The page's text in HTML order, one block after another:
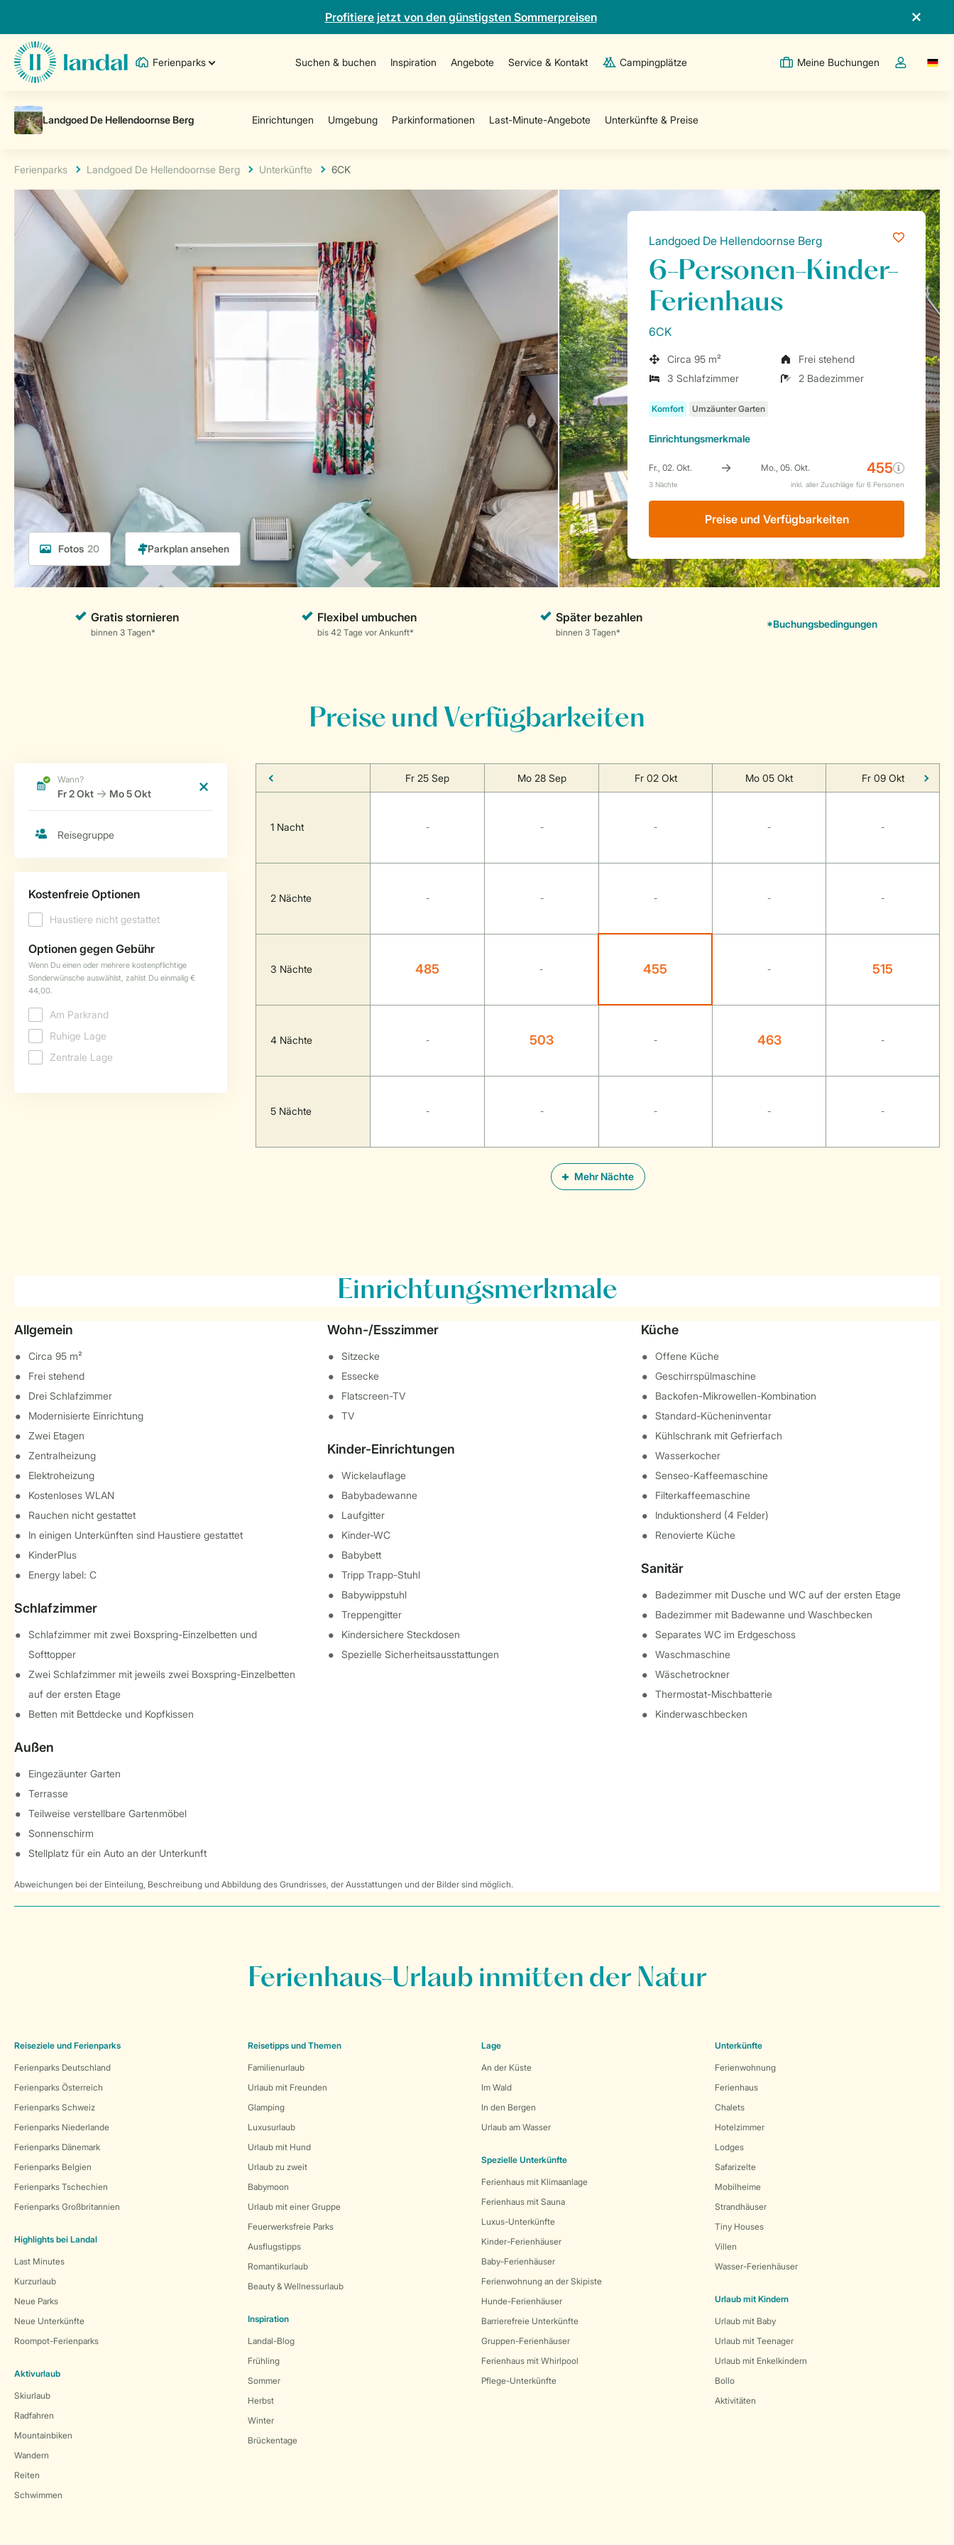
Profitiere jetzt von den günstigsten Sommerpreisen
Ferienparks Suchen & buchen Inspiration Angebote Service & Kontakt Campingplätze Meine Buchungen
Dropdown-
Ferienparks Landgoed De Hellendoornse Berg Unterkünfte 6CK
Fotos 20
Landgoed De Hellendoornse Berg
6-Personen-Kinder-
Ferienhaus
6CK
Circa 95 m²
Frei stehend
3 Schlafzimmer
2 Badezimmer
Einrichtungsmerkmale
Preise und Verfügbarkeiten
Preise und Verfügbarkeiten
Mehr Nächte
Fr 25 Sep Mo 28 Sep Fr 02 Okt Mo 05 Okt Fr 09 Okt
1 Nacht - - - - -
2 Nächte - - - - -
3 Nächte 485 - 455 - 515
4 Nächte - 503 - 463 -
5 Nächte - - - - -
Einrichtungsmerkmale
Allgemein
Circa 95 m²
Frei stehend
Drei Schlafzimmer
Modernisierte Einrichtung
Zwei Etagen
Zentralheizung
Elektroheizung
Kostenloses WLAN
Rauchen nicht gestattet
In einigen Unterkünften sind Haustiere gestattet
KinderPlus
Energy label: C
Schlafzimmer
Schlafzimmer mit zwei Boxspring-Einzelbetten und
Softtopper
Zwei Schlafzimmer mit jeweils zwei Boxspring-Einzelbetten
auf der ersten Etage
Betten mit Bettdecke und Kopfkissen
Außen
Eingezäunter Garten
Terrasse
Teilweise verstellbare Gartenmöbel
Sonnenschirm
Stellplatz für ein Auto an der Unterkunft
Wohn-/Esszimmer
Sitzecke
Essecke
Flatscreen-TV
TV
Kinder-Einrichtungen
Wickelauflage
Babybadewanne
Laufgitter
Kinder-WC
Babybett
Tripp Trapp-Stuhl
Babywippstuhl
Treppengitter
Kindersichere Steckdosen
Spezielle Sicherheitsausstattungen
Küche
Offene Küche
Geschirrspülmaschine
Backofen-Mikrowellen-Kombination
Standard-Kücheninventar
Kühlschrank mit Gefrierfach
Wasserkocher
Senseo-Kaffeemaschine
Filterkaffeemaschine
Induktionsherd (4 Felder)
Renovierte Küche
Sanitär
Badezimmer mit Dusche und WC auf der ersten Etage
Badezimmer mit Badewanne und Waschbecken
Separates WC im Erdgeschoss
Waschmaschine
Wäschetrockner
Thermostat-Mischbatterie
Kinderwaschbecken
Abweichungen bei der Einteilung, Beschreibung und Abbildung des Grundrisses, der Ausstattungen und der Bilder sind möglich.
Ferienhaus-Urlaub inmitten der Natur
Reiseziele und Ferienparks
Ferienparks Deutschland
Ferienparks Österreich
Ferienparks Schweiz
Ferienparks Niederlande
Ferienparks Dänemark
Ferienparks Belgien
Ferienparks Tschechien
Ferienparks Großbritannien
Highlights bei Landal
Last Minutes
Kurzurlaub
Neue Parks
Neue Unterkünfte
Roompot-Ferienparks
Aktivurlaub
Skiurlaub
Radfahren
Mountainbiken
Wandern
Reiten
Schwimmen
Reisetipps und Themen
Familienurlaub
Urlaub mit Freunden
Glamping
Luxusurlaub
Urlaub mit Hund
Urlaub zu zweit
Babymoon
Urlaub mit einer Gruppe
Feuerwerksfreie Parks
Ausflugstipps
Romantikurlaub
Beauty & Wellnessurlaub
Inspiration
Landal-Blog
Frühling
Sommer
Herbst
Winter
Brückentage
Lage
An der Küste
Im Wald
In den Bergen
Urlaub am Wasser
Spezielle Unterkünfte
Ferienhaus mit Klimaanlage
Ferienhaus mit Sauna
Luxus-Unterkünfte
Kinder-Ferienhäuser
Baby-Ferienhäuser
Ferienwohnung an der Skipiste
Hunde-Ferienhäuser
Barrierefreie Unterkünfte
Gruppen-Ferienhäuser
Ferienhaus mit Whirlpool
Pflege-Unterkünfte
Unterkünfte
Ferienwohnung
Ferienhaus
Chalets
Hotelzimmer
Lodges
Safarizelte
Mobilheime
Strandhäuser
Tiny Houses
Villen
Wasser-Ferienhäuser
Urlaub mit Kindern
Urlaub mit Baby
Urlaub mit Teenager
Urlaub mit Enkelkindern
Bollo
Aktivitäten